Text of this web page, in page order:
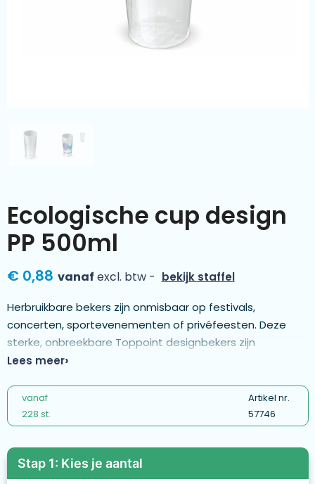
Duurzamere geschenken
Meer categorieën
Wijn
Ecologische cup design
PP 500ml
€ 0,88 vanaf excl. btw - bekijk staffel
Herbruikbare bekers zijn onmisbaar op festivals,
concerten, sportevenementen of privéfeesten. Deze
sterke, onbreekbare Toppoint designbekers zijn
stapelbaar, gemaakt van voedselveilige kunststoffen en
Lees meer
vanaf
228 st.
Artikel nr.
57746
Stap 1: Kies je aantal